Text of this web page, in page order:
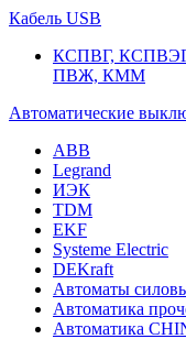
Кабель USB
КСПВГ,
ПВЖ, КММ
Автоматические
ABB
Legrand
ИЭК
TDM
EKF
Systeme Electric
DEKraft
Автоматы
Автоматика
Автоматика